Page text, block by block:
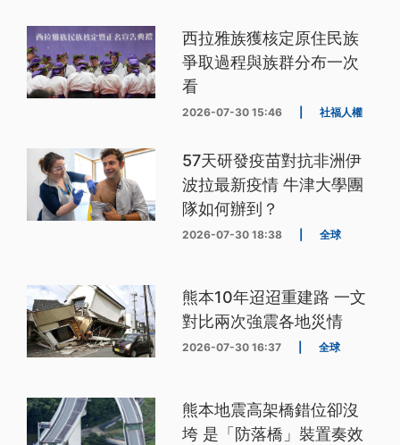
西拉雅族獲核定原住民族
爭取過程與族群分布一次
看
2026-07-30 15:46 社福人權
57天研發疫苗對抗非洲伊
波拉最新疫情 牛津大學團
隊如何辦到？
2026-07-30 18:38 全球
熊本10年迢迢重建路 一文
對比兩次強震各地災情
2026-07-30 16:37 全球
熊本地震高架橋錯位卻沒
垮 是「防落橋」裝置奏效